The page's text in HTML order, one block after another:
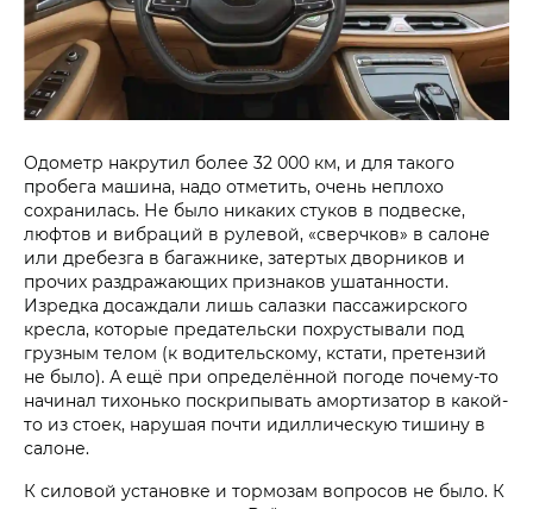
Одометр накрутил более 32 000 км, и для такого
пробега машина, надо отметить, очень неплохо
сохранилась. Не было никаких стуков в подвеске,
люфтов и вибраций в рулевой, «сверчков» в салоне
или дребезга в багажнике, затертых дворников и
прочих раздражающих признаков ушатанности.
Изредка досаждали лишь салазки пассажирского
кресла, которые предательски похрустывали под
грузным телом (к водительскому, кстати, претензий
не было). А ещё при определённой погоде почему-то
начинал тихонько поскрипывать амортизатор в какой-
то из стоек, нарушая почти идиллическую тишину в
салоне.
К силовой установке и тормозам вопросов не было. К